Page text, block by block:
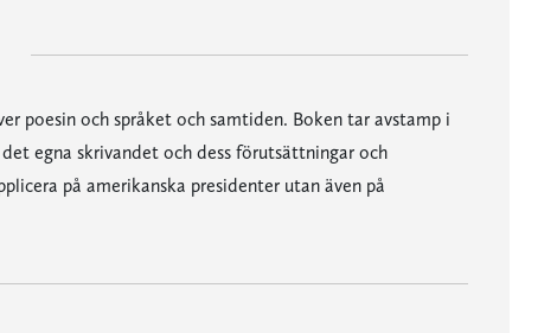
poesin och språket och samtiden. Boken tar avstamp i
egna skrivandet och dess förutsättningar och
på amerikanska presidenter utan även på